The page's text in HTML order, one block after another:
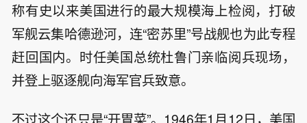
称有史以来美国进行的最大规模海上检阅，打破
军舰云集哈德逊河，连“密苏里”号战舰也为此专程
赶回国内。时任美国总统杜鲁门亲临阅兵现场，
并登上驱逐舰向海军官兵致意。
不过这个还只是“开胃菜”。1946年1月12日，美国